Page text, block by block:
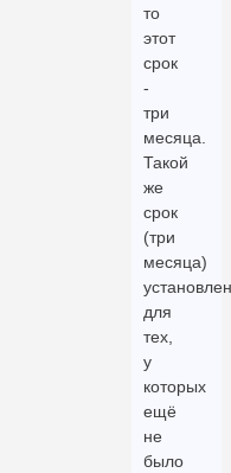
то
этот
срок
-
три
месяца.
Такой
же
срок
(три
месяца)
установлен
для
тех,
у
которых
ещё
не
было